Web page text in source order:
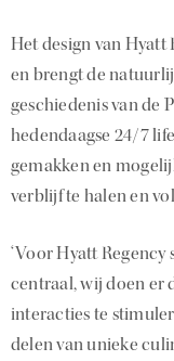
Het design van
en brengt de
geschiedenis van de
hedendaagse 24/7
gemakken en
verblijf te halen en
‘Voor Hyatt
centraal, wij doen er
interacties te
delen van unieke